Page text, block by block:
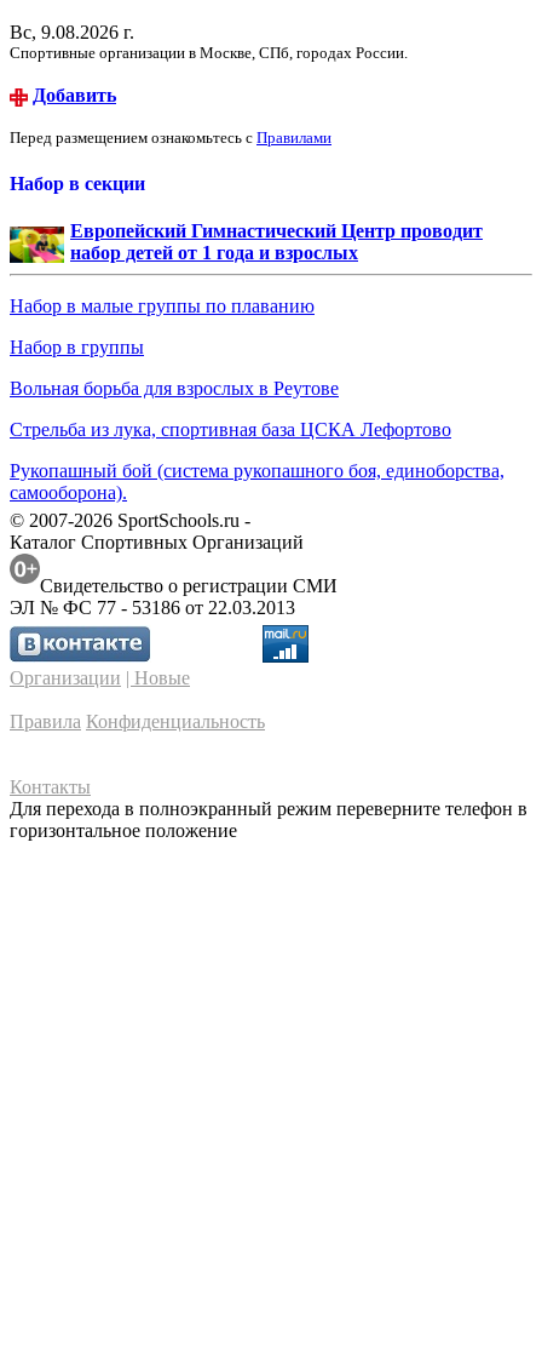
Вс, 9.08.2026 г.
Спортивные организации в Москве, СПб, городах России.
Добавить
Перед размещением ознакомьтесь с Правилами
Набор в секции
Европейский Гимнастический Центр проводит
набор детей от 1 года и взрослых
Набор в малые группы по плаванию
Набор в группы
Вольная борьба для взрослых в Реутове
Стрельба из лука, спортивная база ЦСКА Лефортово
Рукопашный бой (система рукопашного боя, единоборства,
самооборона).
© 2007-2026 SportSchools.ru -
Каталог Спортивных Организаций
Свидетельство о регистрации СМИ
ЭЛ № ФС 77 - 53186 от 22.03.2013
Организации | Новые
Правила Конфиденциальность
Контакты
Для перехода в полноэкранный режим переверните телефон в
горизонтальное положение